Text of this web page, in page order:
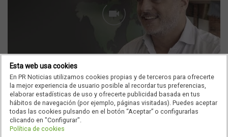
Ad
Esta web usa cookies
En PR Noticias utilizamos cookies propias y de terceros para ofrecerte
la mejor experiencia de usuario posible al recordar tus preferencias,
elaborar estadísticas de uso y ofrecerte publicidad basada en tus
hábitos de navegación (por ejemplo, páginas visitadas). Puedes aceptar
todas las cookies pulsando en el botón “Aceptar” o configurarlas
clicando en "Configurar".
Política de cookies